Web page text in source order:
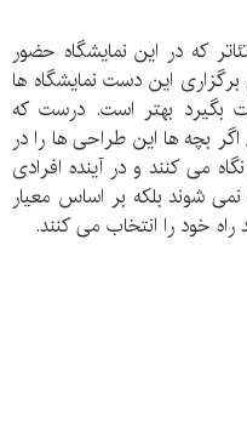
که در این نمایشگاه حضور
برگزاری این دست نمایشگاه ها
بگیرد بهتر است. درست که
بچه ها این طراحی ها را در
می کنند و در آینده افرادی
شوند بلکه بر اساس معیار
خود را انتخاب می کنند.